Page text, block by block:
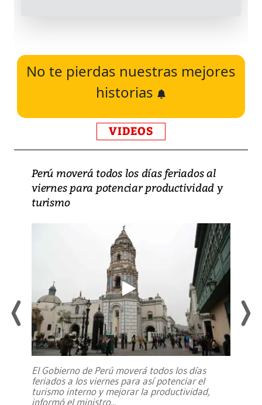
No te pierdas nuestras mejores
historias
VIDEOS
Perú moverá todos los días feriados al
viernes para potenciar productividad y
turismo
El Gobierno de Perú moverá todos los días
feriados a los viernes para así potenciar el
turismo interno y mejorar la productividad,
informó el ministro...